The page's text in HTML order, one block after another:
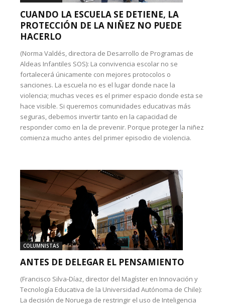
CUANDO LA ESCUELA SE DETIENE, LA
PROTECCIÓN DE LA NIÑEZ NO PUEDE
HACERLO
(Norma Valdés, directora de Desarrollo de Programas de
Aldeas Infantiles SOS): La convivencia escolar no se
fortalecerá únicamente con mejores protocolos o
sanciones. La escuela no es el lugar donde nace la
violencia; muchas veces es el primer espacio donde esta se
hace visible. Si queremos comunidades educativas más
seguras, debemos invertir tanto en la capacidad de
responder como en la de prevenir. Porque proteger la niñez
comienza mucho antes del primer episodio de violencia.
COLUMNISTAS
ANTES DE DELEGAR EL PENSAMIENTO
(Francisco Silva-Díaz, director del Magíster en Innovación y
Tecnología Educativa de la Universidad Autónoma de Chile):
La decisión de Noruega de restringir el uso de Inteligencia